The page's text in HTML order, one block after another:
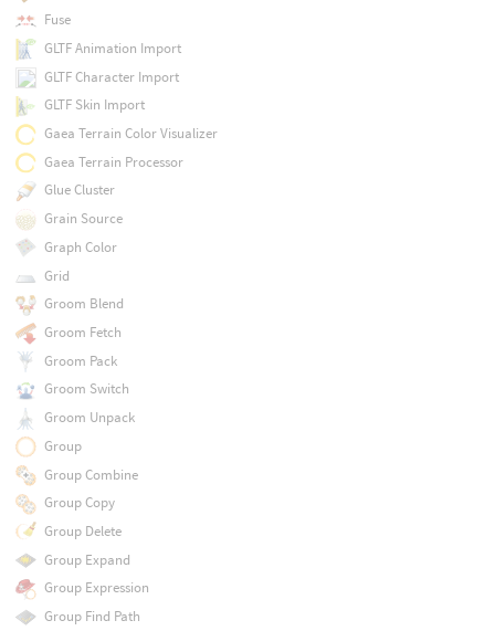
Fuse
GLTF Animation Import
GLTF Character Import
GLTF Skin Import
Gaea Terrain Color Visualizer
Gaea Terrain Processor
Glue Cluster
Grain Source
Graph Color
Grid
Groom Blend
Groom Fetch
Groom Pack
Groom Switch
Groom Unpack
Group
Group Combine
Group Copy
Group Delete
Group Expand
Group Expression
Group Find Path